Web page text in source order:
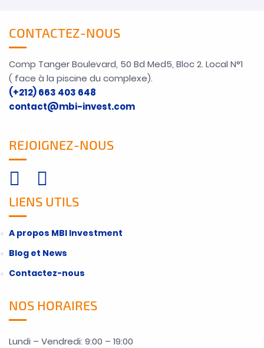
CONTACTEZ-NOUS
Comp Tanger Boulevard, 50 Bd Med5, Bloc 2. Local N°1
( face à la piscine du complexe).
(+212) 663 403 648
contact@mbi-invest.com
REJOIGNEZ-NOUS
LIENS UTILS
A propos MBI Investment
Blog et News
Contactez-nous
NOS HORAIRES
Lundi – Vendredi: 9:00 – 19:00